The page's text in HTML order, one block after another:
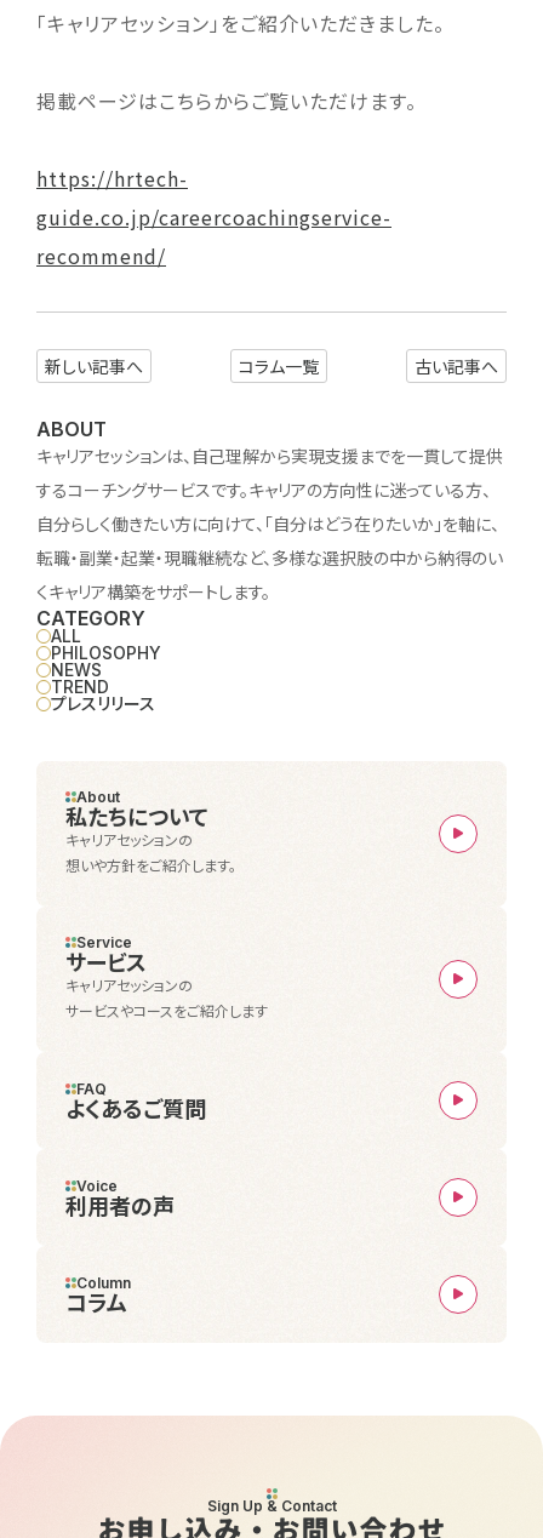
「キャリアセッション」をご紹介いただきました。
掲載ページはこちらからご覧いただけます。
https://hrtech-
guide.co.jp/careercoachingservice-
recommend/
新しい記事へ コラム一覧 古い記事へ
ABOUT
キャリアセッションは、自己理解から実現支援までを一貫して提供
するコーチングサービスです。キャリアの方向性に迷っている方、
自分らしく働きたい方に向けて、「自分はどう在りたいか」を軸に、
転職・副業・起業・現職継続など、多様な選択肢の中から納得のい
くキャリア構築をサポートします。
CATEGORY
ALL
PHILOSOPHY
NEWS
TREND
プレスリリース
About
私たちについて
キャリアセッションの
想いや方針をご紹介します。
Service
サービス
キャリアセッションの
サービスやコースをご紹介します
FAQ
よくあるご質問
Voice
利用者の声
Column
コラム
Sign Up & Contact
お申し込み・お問い合わせ